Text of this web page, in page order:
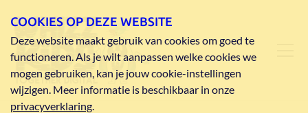
COOKIES OP DEZE WEBSITE
Deze website maakt gebruik van cookies om goed te
functioneren. Als je wilt aanpassen welke cookies we
mogen gebruiken, kan je jouw cookie-instellingen
wijzigen. Meer informatie is beschikbaar in onze
privacyverklaring.